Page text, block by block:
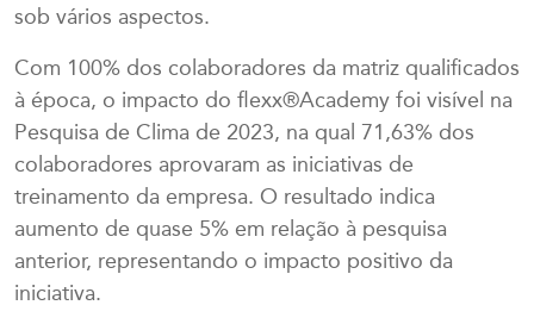
sob vários aspectos.
Com 100% dos colaboradores da matriz qualificados
à época, o impacto do flexx®Academy foi visível na
Pesquisa de Clima de 2023, na qual 71,63% dos
colaboradores aprovaram as iniciativas de
treinamento da empresa. O resultado indica
aumento de quase 5% em relação à pesquisa
anterior, representando o impacto positivo da
iniciativa.